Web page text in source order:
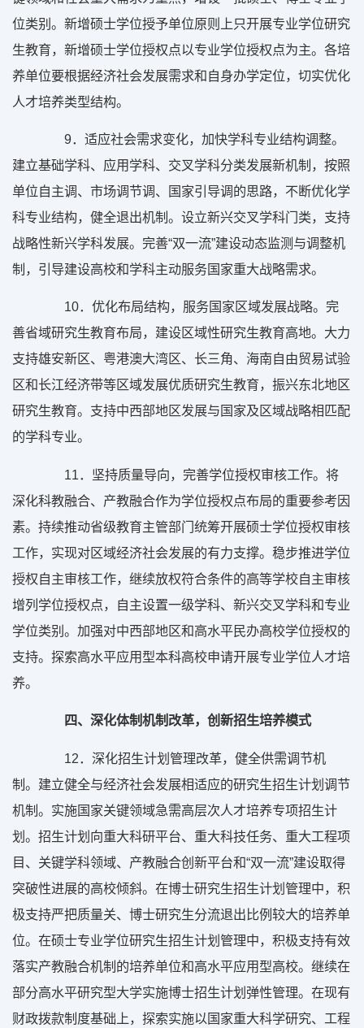
位类别。新增硕士学位授予单位原则上只开展专业学位研究
生教育，新增硕士学位授权点以专业学位授权点为主。各培
养单位要根据经济社会发展需求和自身办学定位，切实优化
人才培养类型结构。
9．适应社会需求变化，加快学科专业结构调整。
建立基础学科、应用学科、交叉学科分类发展新机制，按照
单位自主调、市场调节调、国家引导调的思路，不断优化学
科专业结构，健全退出机制。设立新兴交叉学科门类，支持
战略性新兴学科发展。完善“双一流”建设动态监测与调整机
制，引导建设高校和学科主动服务国家重大战略需求。
10．优化布局结构，服务国家区域发展战略。完
善省域研究生教育布局，建设区域性研究生教育高地。大力
支持雄安新区、粤港澳大湾区、长三角、海南自由贸易试验
区和长江经济带等区域发展优质研究生教育，振兴东北地区
研究生教育。支持中西部地区发展与国家及区域战略相匹配
的学科专业。
11 ．坚持质量导向，完善学位授权审核工作。将
深化科教融合、产教融合作为学位授权点布局的重要参考因
素。持续推动省级教育主管部门统筹开展硕士学位授权审核
工作，实现对区域经济社会发展的有力支撑。稳步推进学位
授权自主审核工作，继续放权符合条件的高等学校自主审核
增列学位授权点，自主设置一级学科、新兴交叉学科和专业
学位类别。加强对中西部地区和高水平民办高校学位授权的
支持。探索高水平应用型本科高校申请开展专业学位人才培
养。
四、深化体制机制改革，创新招生培养模式
12 ．深化招生计划管理改革，健全供需调节机
制。建立健全与经济社会发展相适应的研究生招生计划调节
机制。实施国家关键领域急需高层次人才培养专项招生计
划。招生计划向重大科研平台、重大科技任务、重大工程项
目、关键学科领域、产教融合创新平台和“双一流”建设取得
突破性进展的高校倾斜。在博士研究生招生计划管理中，积
极支持严把质量关、博士研究生分流退出比例较大的培养单
位。在硕士专业学位研究生招生计划管理中，积极支持有效
落实产教融合机制的培养单位和高水平应用型高校。继续在
部分高水平研究型大学实施博士招生计划弹性管理。在现有
财政拨款制度基础上，探索实施以国家重大科学研究、工程